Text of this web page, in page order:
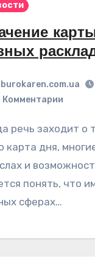
burokaren.com.ua
Комментарии
карта дня,
и
понять, что
сферах…